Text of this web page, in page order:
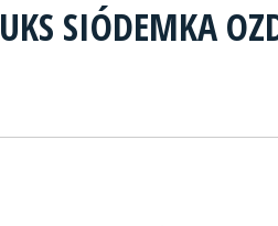
UKS SIÓDEMKA